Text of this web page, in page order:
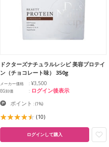
ドクターズナチュラルレシピ 美容プロテイ
ン（チョコレート味） 350g
メーカー価格 ¥3,500
EG卸価 ログイン後表示
ポイント :(1%)
(10)
ログインして購入